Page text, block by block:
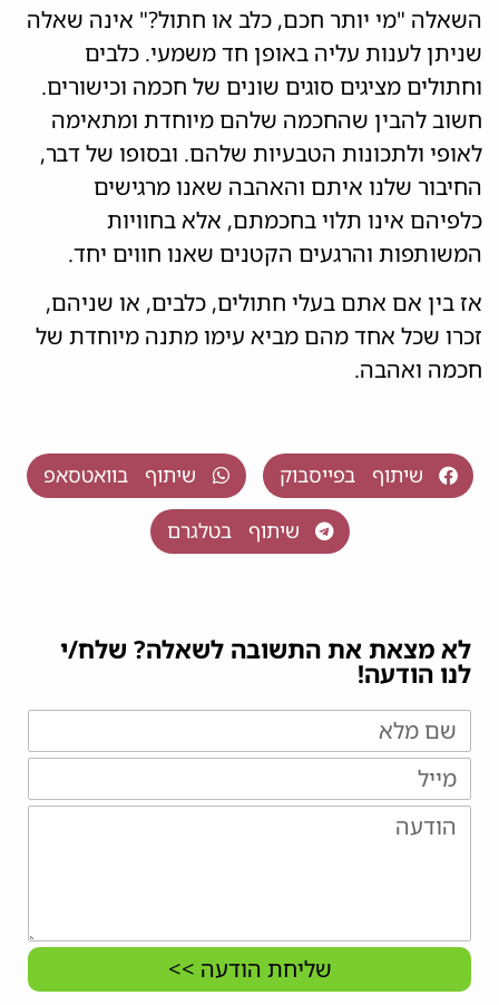
השאלה "מי יותר חכם, כלב או חתול?" אינה שאלה
שניתן לענות עליה באופן חד משמעי. כלבים
וחתולים מציגים סוגים שונים של חכמה וכישורים.
חשוב להבין שהחכמה שלהם מיוחדת ומתאימה
לאופי ולתכונות הטבעיות שלהם. ובסופו של דבר,
החיבור שלנו איתם והאהבה שאנו מרגישים
כלפיהם אינו תלוי בחכמתם, אלא בחוויות
המשותפות והרגעים הקטנים שאנו חווים יחד.
אז בין אם אתם בעלי חתולים, כלבים, או שניהם,
זכרו שכל אחד מהם מביא עימו מתנה מיוחדת של
חכמה ואהבה.
שיתוף בפייסבוק שיתוף בוואטסאפ
שיתוף בטלגרם
לא מצאת את התשובה לשאלה? שלח/י
לנו הודעה!
שליחת הודעה >>